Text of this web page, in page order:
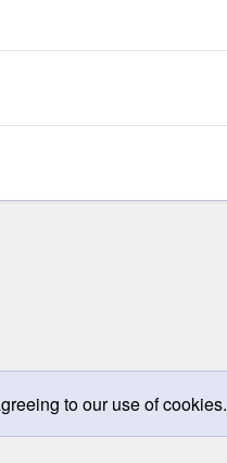
to our use of cookies.